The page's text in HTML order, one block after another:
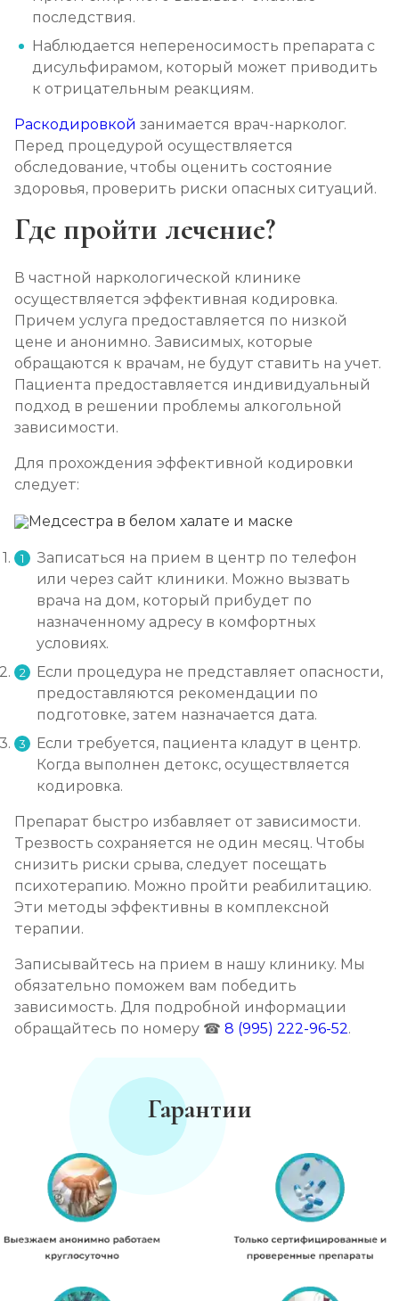
последствия.
Наблюдается непереносимость препарата с
дисульфирамом, который может приводить
к отрицательным реакциям.
Раскодировкой занимается врач-нарколог.
Перед процедурой осуществляется
обследование, чтобы оценить состояние
здоровья, проверить риски опасных ситуаций.
Где пройти лечение?
В частной наркологической клинике
осуществляется эффективная кодировка.
Причем услуга предоставляется по низкой
цене и анонимно. Зависимых, которые
обращаются к врачам, не будут ставить на учет.
Пациента предоставляется индивидуальный
подход в решении проблемы алкогольной
зависимости.
Для прохождения эффективной кодировки
следует:
Записаться на прием в центр по телефон
или через сайт клиники. Можно вызвать
врача на дом, который прибудет по
назначенному адресу в комфортных
условиях.
Если процедура не представляет опасности,
предоставляются рекомендации по
подготовке, затем назначается дата.
Если требуется, пациента кладут в центр.
Когда выполнен детокс, осуществляется
кодировка.
Препарат быстро избавляет от зависимости.
Трезвость сохраняется не один месяц. Чтобы
снизить риски срыва, следует посещать
психотерапию. Можно пройти реабилитацию.
Эти методы эффективны в комплексной
терапии.
Записывайтесь на прием в нашу клинику. Мы
обязательно поможем вам победить
зависимость. Для подробной информации
обращайтесь по номеру ☎ 8 (995) 222-96-52.
Гарантии